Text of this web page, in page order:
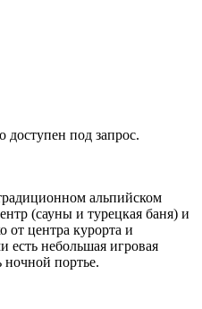
под запрос.
альпийском
(сауны и турецкая баня) и
от центра курорта и
есть небольшая игровая
ночной портье.